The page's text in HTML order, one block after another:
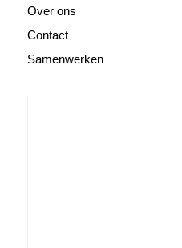
Over ons
Contact
Samenwerken